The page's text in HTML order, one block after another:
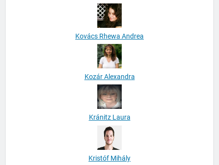
Kovács Rhewa Andrea
Kozár Alexandra
Kránitz Laura
Kristóf Mihály